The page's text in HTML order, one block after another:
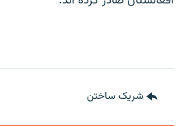
شریک ساختن